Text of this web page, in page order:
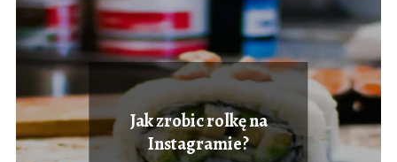
Jak zrobic rolkę na
Instagramie?